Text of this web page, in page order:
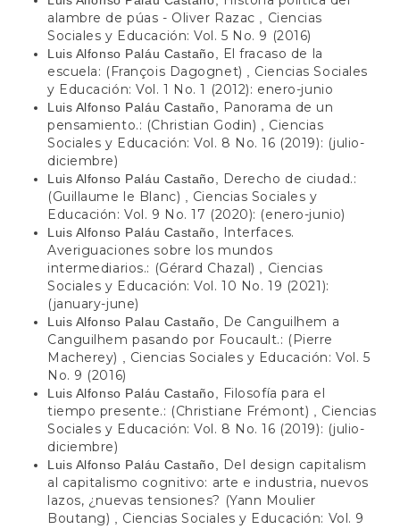
alambre de púas - Oliver Razac , Ciencias
Sociales y Educación: Vol. 5 No. 9 (2016)
Luis Alfonso Paláu Castaño, El fracaso de la
escuela: (François Dagognet) , Ciencias Sociales
y Educación: Vol. 1 No. 1 (2012): enero-junio
Luis Alfonso Paláu Castaño, Panorama de un
pensamiento.: (Christian Godin) , Ciencias
Sociales y Educación: Vol. 8 No. 16 (2019): (julio-
diciembre)
Luis Alfonso Paláu Castaño, Derecho de ciudad.:
(Guillaume le Blanc) , Ciencias Sociales y
Educación: Vol. 9 No. 17 (2020): (enero-junio)
Luis Alfonso Paláu Castaño,
Interfaces.
Averiguaciones sobre los mundos
intermediarios.: (Gérard Chazal) , Ciencias
Sociales y Educación: Vol. 10 No. 19 (2021):
(january-june)
Luis Alfonso Palau Castaño, De Canguilhem a
Canguilhem pasando por Foucault.: (Pierre
Macherey) , Ciencias Sociales y Educación: Vol. 5
No. 9 (2016)
Luis Alfonso Paláu Castaño, Filosofía para el
tiempo presente.: (Christiane Frémont) , Ciencias
Sociales y Educación: Vol. 8 No. 16 (2019): (julio-
diciembre)
Luis Alfonso Paláu Castaño, Del design capitalism
al capitalismo cognitivo: arte e industria, nuevos
lazos, ¿nuevas tensiones? (Yann Moulier
Boutang) , Ciencias Sociales y Educación: Vol. 9